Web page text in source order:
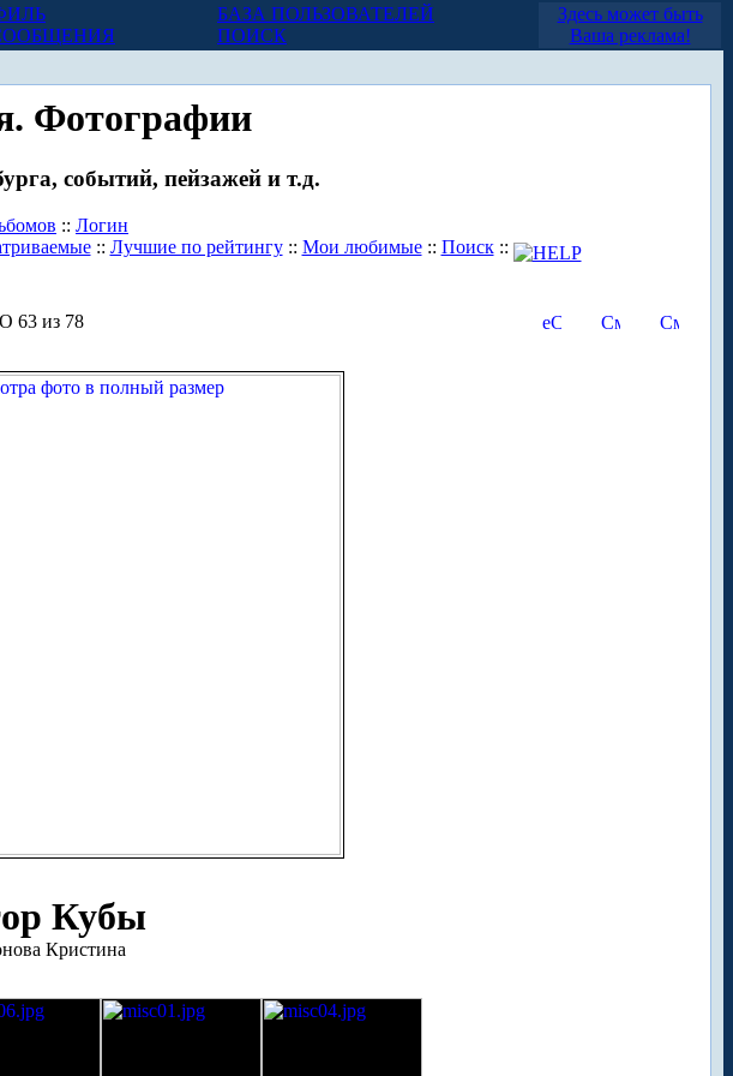
БАЗА ПОЛЬЗОВАТЕЛЕЙ
ПОИСК
Здесь может быть
Ваша реклама!
Фотографии
событий, пейзажей и т.д.
:: Логин
:: Лучшие по рейтингу:: Мои любимые:: Поиск::
63 из 78
Кубы
Кристина